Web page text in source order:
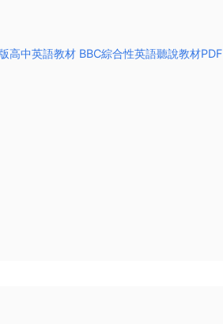
中英語教材 BBC綜合性英語聽說教材PDF